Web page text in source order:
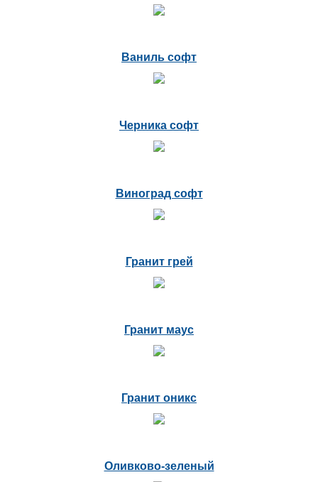
Ваниль софт
Черника софт
Виноград софт
Гранит грей
Гранит маус
Гранит оникс
Оливково-зеленый